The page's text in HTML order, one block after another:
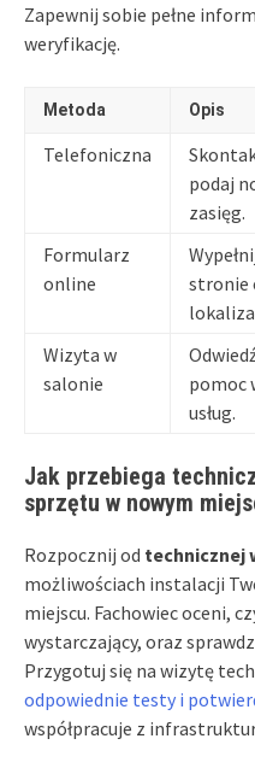
Zapewnij sobie pełne
weryfikację.
Metoda Opis
Telefoniczna
podaj
zasięg.
Formularz
online
stronie
Wizyta w
salonie
pomoc
usług.
Jak przebiega
sprzętu w nowym
Rozpocznij od technicznej
możliwościach instalacji
miejscu. Fachowiec oceni,
wystarczający, oraz
Przygotuj się na wizytę
odpowiednie testy i
współpracuje z